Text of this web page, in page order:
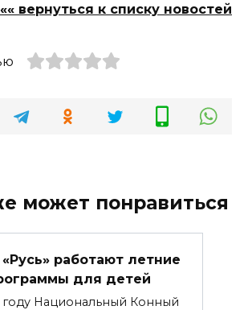
вернуться к списку новостей
может понравиться
работают летние
для детей
году Национальный Конный